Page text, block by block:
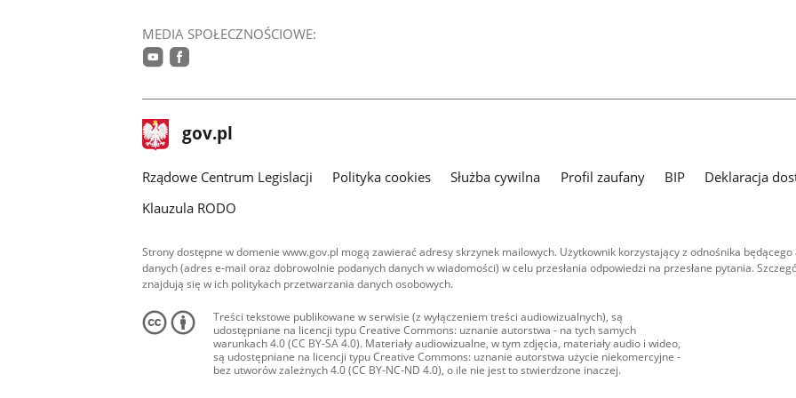
MEDIA SPOŁECZNOŚCIOWE:
stopka
gov.pl Strona
gov.pl
Rządowe Centrum Legislacji Polityka cookies Służba cywilna Profil zaufany BIP
Deklaracja
Klauzula RODO
Strony dostępne w domenie www.gov.pl mogą zawierać adresy skrzynek mailowych. Użytkownik korzystający z odnośnika
danych (adres e-mail oraz dobrowolnie podanych danych w wiadomości) w celu przesłania odpowiedzi na przesłane pytania.
znajdują się w ich politykach przetwarzania danych osobowych.
Treści tekstowe publikowane w serwisie (z wyłączeniem treści audiowizualnych), są
udostępniane na licencji typu Creative Commons: uznanie autorstwa - na tych samych
warunkach 4.0 (CC BY-SA 4.0). Materiały audiowizualne, w tym zdjęcia, materiały audio i wideo,
są udostępniane na licencji typu Creative Commons: uznanie autorstwa użycie niekomercyjne -
bez utworów zależnych 4.0 (CC BY-NC-ND 4.0), o ile nie jest to stwierdzone inaczej.